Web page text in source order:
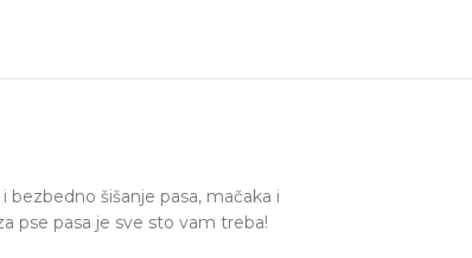
šišanje pasa, mačaka i
pse pasa je sve sto vam treba!